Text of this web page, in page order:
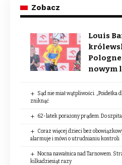
Zobacz
Louis
nowym
Sąd nie miał wątpliwości. „Poidełka
zniknąć
62-latek porażony prądem. Do
Coraz więcej dzieci bez
alarmuje i mówi o utrudnianiu kontroli
Nocna nawałnica nad Tarnowem.
kilkadziesiąt razy